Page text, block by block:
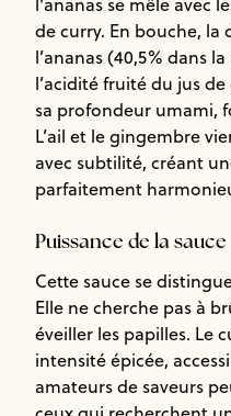
de curry. En bouche,
l’ananas (40,5% dans
l’acidité fruité du jus
sa profondeur umami,
L’ail et le gingembre
avec subtilité, créant
parfaitement
Puissance de la sauce
Cette sauce se
Elle ne cherche pas à
éveiller les papilles. Le
intensité épicée,
amateurs de saveurs